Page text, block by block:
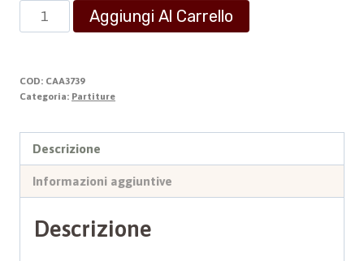
PROPRIO
DELLA
quantità
Aggiungi Al Carrello
COD: CAA3739
Categoria: Partiture
Descrizione
Informazioni aggiuntive
Descrizione